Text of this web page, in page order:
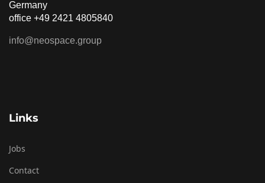
Germany
office +49 2421 4805840
info@neospace.group
Links
Jobs
Contact